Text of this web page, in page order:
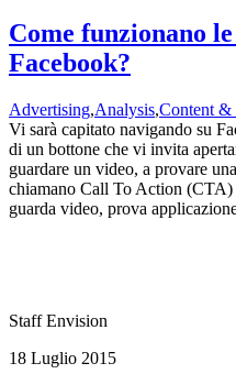
Come funzionano
Facebook?
Advertising,Analysis,Content &
Vi sarà capitato navigando su
di un bottone che vi invita
guardare un video, a provare
chiamano Call To Action (CTA)
guarda video, prova
Staff Envision
18 Luglio 2015